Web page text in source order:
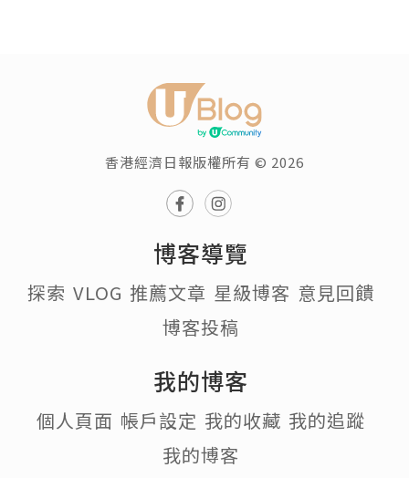
新之棧
發佈於 2023.11.04
1)點解有第4屆迷你環港島跑?
9月26日(Sat)有第一屆迷你環港島跑.
2)迷你環港島跑是mud?喺香港島跑一個
圈,途中可以欣賞香港的美麗景色和獨特的
從港島南區香港仔運動場起
步,出運動場後轉左, 沿著香港仔海濱, 穿過
快將拆卸嘅華富邨, 經過數碼港, 大口環, 堅
尼地城, 西營盤, 經過上環的荷李活道公園,